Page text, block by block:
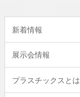
新着情報
展示会情報
プラスチックスとは